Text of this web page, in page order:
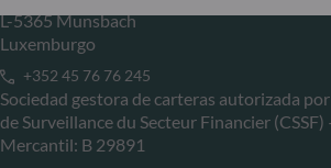
L-5365 Munsbach
Luxemburgo
+352 45 76 76 245
Sociedad gestora de carteras autorizada
de Surveillance du Secteur Financier (CSSF)
Mercantil: B 29891